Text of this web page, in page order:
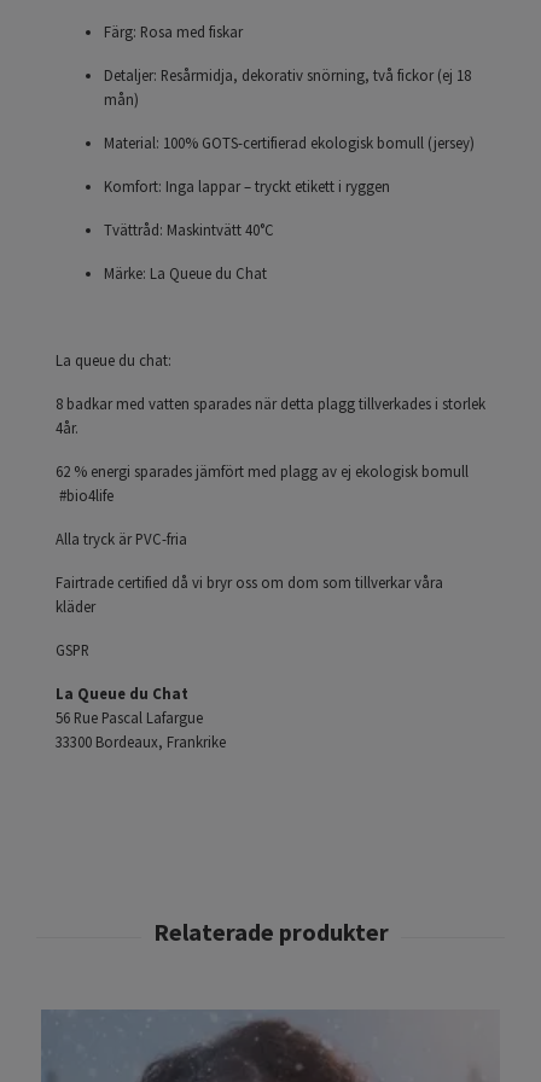
Färg: Rosa med fiskar
Detaljer: Resårmidja, dekorativ snörning, två fickor (ej 18
mån)
Material: 100% GOTS-certifierad ekologisk bomull (jersey)
Komfort: Inga lappar – tryckt etikett i ryggen
Tvättråd: Maskintvätt 40°C
Märke: La Queue du Chat
La queue du chat:
8 badkar med vatten sparades när detta plagg tillverkades i storlek
4år.
62 % energi sparades jämfört med plagg av ej ekologisk bomull
#bio4life
Alla tryck är PVC-fria
Fairtrade certified då vi bryr oss om dom som tillverkar våra
kläder
GSPR
La Queue du Chat
56 Rue Pascal Lafargue
33300 Bordeaux, Frankrike